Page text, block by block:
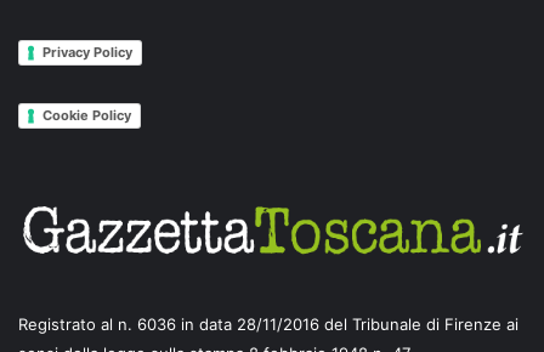
Privacy Policy
Cookie Policy
Registrato al n. 6036 in data 28/11/2016 del Tribunale di Firenze ai